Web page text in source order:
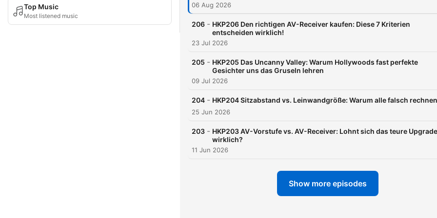
Top Music
Most listened music
06 Aug 2026
206 - HKP206 Den richtigen AV-Receiver kaufen: Diese 7 Kriterien
entscheiden wirklich!
23 Jul 2026
205 - HKP205 Das Uncanny Valley: Warum Hollywoods fast perfekte
Gesichter uns das Gruseln lehren
09 Jul 2026
204 - HKP204 Sitzabstand vs. Leinwandgröße: Warum alle falsch rechnen
25 Jun 2026
203 - HKP203 AV-Vorstufe vs. AV-Receiver: Lohnt sich das teure Upgrade
wirklich?
11 Jun 2026
Show more episodes